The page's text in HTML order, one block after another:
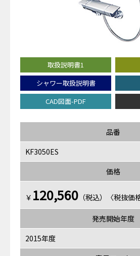
取扱説明書1
シャワー取扱説明書
CAD図面-PDF
品番
KF3050ES
価格
￥ 120,560 （税込）〈税抜価
発売開始年度
2015年度